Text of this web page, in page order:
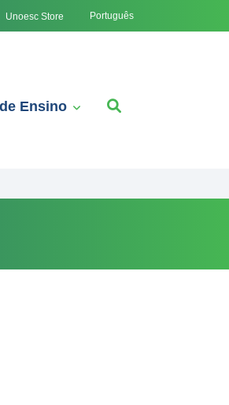
Unoesc Store Português
Ensino